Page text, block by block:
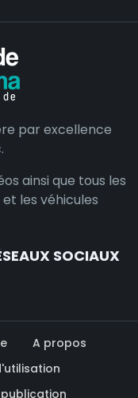
par excellence
ainsi que tous les
les véhicules
SOCIAUX
A propos